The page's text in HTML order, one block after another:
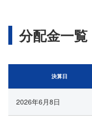
分配金一覧
決算日
2026年6月8日